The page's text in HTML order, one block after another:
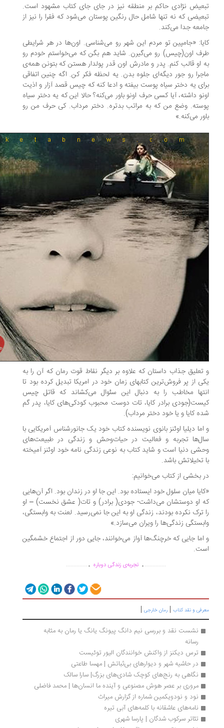
نژادی حاکم بر منطقه نیز در جای جای کتاب مشهود است.
که نه تنها شامل حال رنگین پوستان می‌شود که فقرا را نیز از
جدا می‌کند.
«جامپین تو مردم این شهر رو می‌شناسی. اون‌ها در هر شرایطی
اون(چیس) رو می‌گیرن. شاید هم بگن که می‌خواستم خودم رو
او قالب کنم. پدر و مادرش اون قدر پولدار هستن که بتونن همه‌ی
رو جور دیگه‌ای جلوه بدن. یه لحظه فکر کن. اگه چنین اتفاقی
یه دختر سیاه پوست بیفته و ادعا کنه که چیس قصد آزار و اذیت
داشته، آیا کسی حرف اونو باور می‌کنه؟ حالا این که یه دختر سیاه
وضع من که به مراتب بدتره. دختر مرداب. کی حرف من رو
می‌کنه.»
جذاب داستان که علاوه بر دیگر نقاط قوت رمان که آن را به
از پر فروش‌ترین کتابهای زمان خود در امریکا تبدیل کرده بود تا
مخاطب را به دنبال این سئوال می‌کشاند که قاتل چیس
برادر کایا، تات دوست محبوب کودکی‌های کایا، پدر گم
کایا و یا خود دختر مرداب).
دیلیا اوئنز بانوی نویسنده کتاب خود یک جانورشناس آمریکایی با
تجربه و فعالیت در حیات‌وحش و زندگی در طبیعت‌های
دنیا است و شاید کتاب به نوعی زندگی نامه خود اوئنز آمیخته
تخیلاتش باشد.
بخشی از کتاب می‌خوانیم:
میان سلول خود ایستاده بود. این جا او در زندان بود. اگر آن‌هایی
او دوستشان می‌داشت- جودی( برادر) و تات( عشق نخست) – او
ترک نکرده بودند، زندگی او به این جا نمی‌رسید. لعنت به وابستگی،
زندگی‌ها را ویران می‌سازد.»
جایی که خرچنگ‌ها آواز می‌خوانند، جایی دور از اجتماع خشمگین
.............. .تجربه‌ی زندگی دوباره ...............
و نقد کتاب|رمان خارجی|
نشست نقد و بررسی نیم دانگ پیونگ یانگ یا رمان به مثابه
ترس دیکنز از واکنش خوانندگان الیور توئیست
در حاشیه شهر و دیوارهای بی‌ثباتش | مهسا طاعتی
نگاهی به رنج‌های کوچک شادی‌های بزرگ| سارا سالک
مروری بر عصر هوش مصنوعی و آینده ما انسان‌ها | محمد فاضلی
نود و نودویکمین شماره از گزارش میراث
نامه‌های عاشقانه با کلمه‌های آبی تیره
تئاتر سرکوب شدگان | پارسا شهری